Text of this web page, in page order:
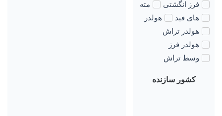
فرز انگشتی
مته
های فید
هولدر
هولدر تراش
هولدر فرز
وسط تراش
کشور سازنده